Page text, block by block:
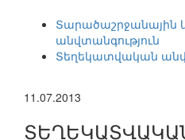
Տարածաշրջանային
անվտանգություն
Տեղեկատվական
11.07.2013